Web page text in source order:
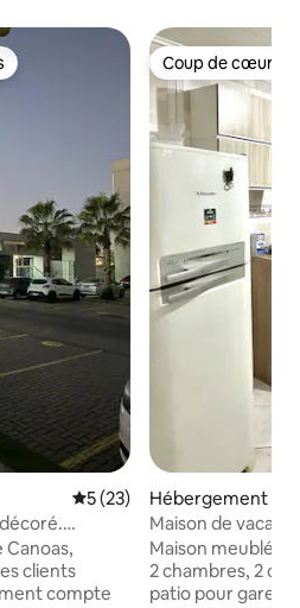
Évaluation moyenne sur la
5 (23)
Canoas,
clients
compte
Coup de cœur
Coup de cœur
Hébergement ⋅
Maison de
grand patio.
Maison meublée
2 chambres, 2
patio pour garer